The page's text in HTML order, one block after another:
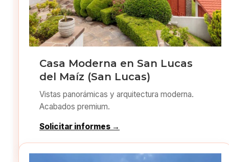
Casa Moderna en San Lucas
del Maíz (San Lucas)
Vistas panorámicas y arquitectura moderna.
Acabados premium.
Solicitar informes →